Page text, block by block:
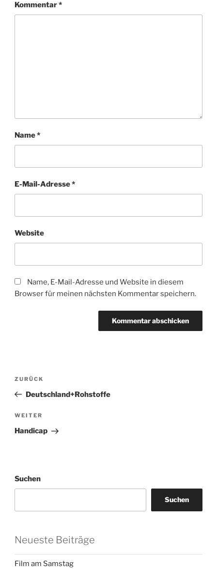
Kommentar*
Name*
E-Mail-Adresse*
Website
Name, E-Mail-Adresse und Website in diesem
Browser für meinen nächsten Kommentar speichern.
Beitragsnavigation
Vorheriger
Beitrag
ZURÜCK
Deutschland+Rohstoffe
Nächster
Beitrag
WEITER
Handicap
Suchen
Suchen
Neueste Beiträge
Film am Samstag